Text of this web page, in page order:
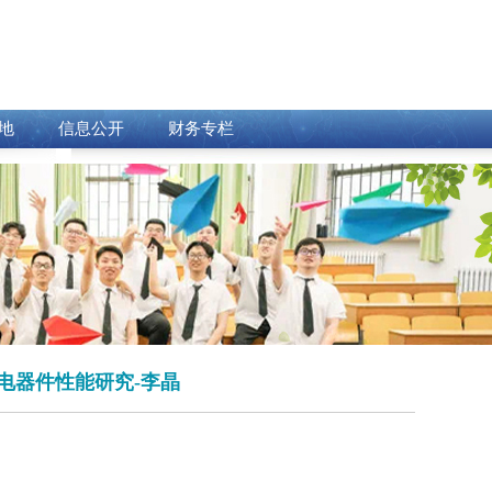
信息公开 财务专栏
器件性能研究-李晶